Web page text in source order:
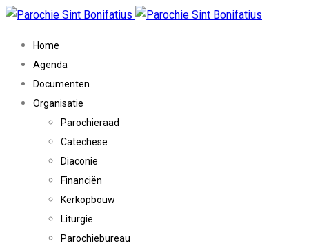
Home
Agenda
Documenten
Organisatie
Parochieraad
Catechese
Diaconie
Financiën
Kerkopbouw
Liturgie
Parochiebureau